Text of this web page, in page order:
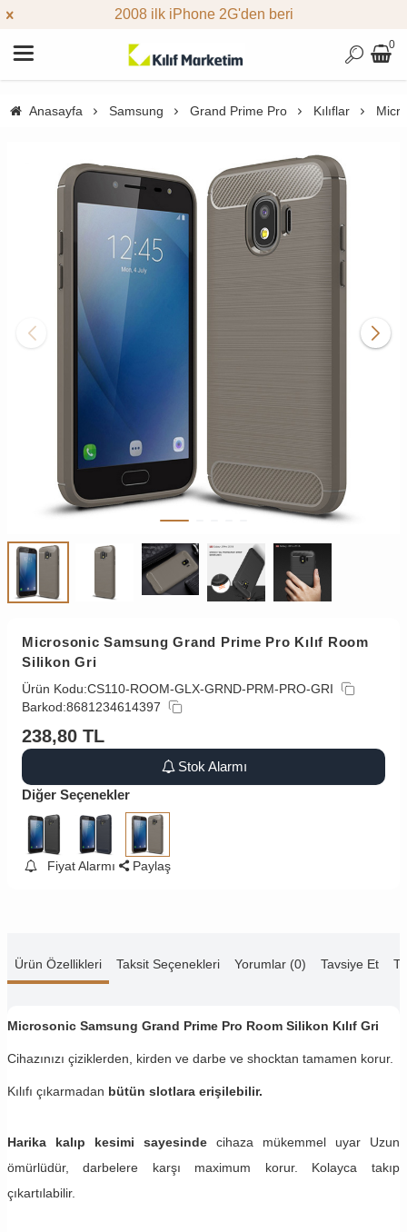
2008 ilk iPhone 2G'den beri
0
Anasayfa Samsung Grand Prime Pro Kılıflar
Microsonic Samsung Grand Prime Pro Kılıf Room
Silikon Gri
Ürün Kodu:CS110-ROOM-GLX-GRND-PRM-PRO-GRI
Barkod:8681234614397
238,80 TL
Stok Alarmı
Diğer Seçenekler
Fiyat Alarmı Paylaş
Ürün Özellikleri Taksit Seçenekleri Yorumlar (0) Tavsiye Et
Microsonic Samsung Grand Prime Pro Room Silikon Kılıf Gri
Cihazınızı çiziklerden, kirden ve darbe ve shocktan tamamen korur.
Kılıfı çıkarmadan bütün slotlara erişilebilir.
Harika kalıp kesimi sayesindecihaza mükemmel uyar Uzun
ömürlüdür, darbelere karşı maximum korur. Kolayca takıp
çıkartılabilir.